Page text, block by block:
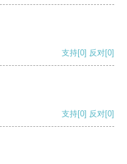
支持[0] 反对[0]
支持[0] 反对[0]